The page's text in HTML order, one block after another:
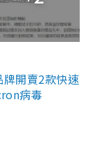
開賣2款快速
病毒